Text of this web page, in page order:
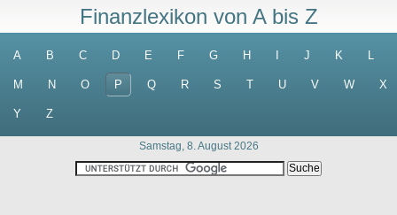
Finanzlexikon von A bis Z
A B C D E F G H J K L
M N O P Q R S T U V W X
Y Z
Samstag, 8. August 2026